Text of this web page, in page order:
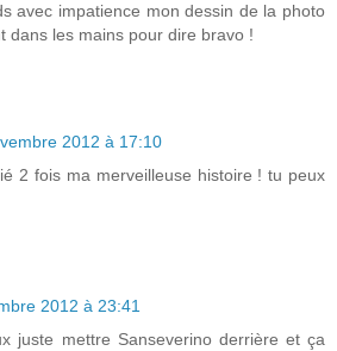
avec impatience mon dessin de la photo
dans les mains pour dire bravo !
2012 à 17:10
2 fois ma merveilleuse histoire ! tu peux
2012 à 23:41
juste mettre Sanseverino derrière et ça